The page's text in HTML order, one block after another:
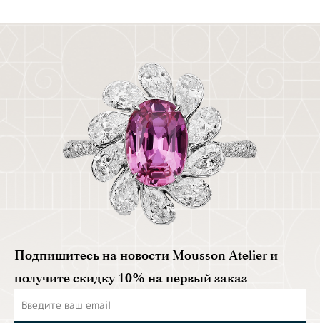
Подпишитесь на новости Mousson Atelier и
получите скидку 10% на первый заказ